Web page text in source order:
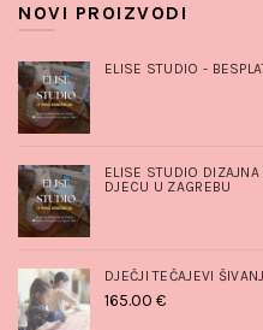
NOVI PROIZVODI
ELISE STUDIO -
ELISE STUDIO
DJECU U ZAGREBU
DJEČJI TEČAJEVI
165.00 €